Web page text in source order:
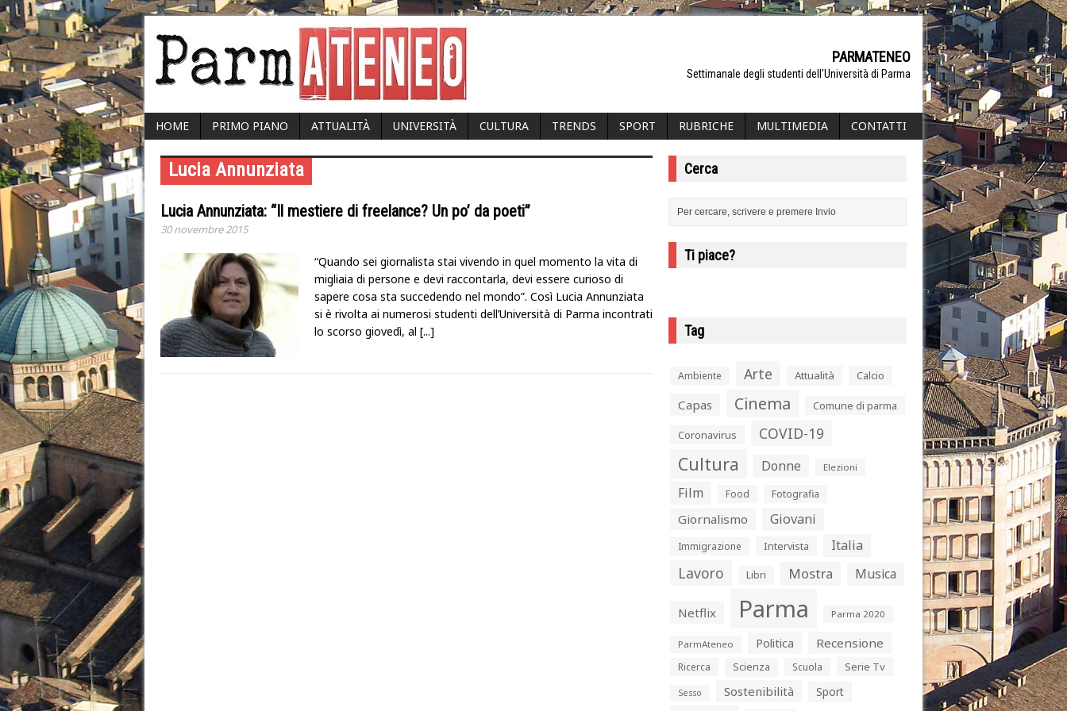
PARMATENEO
Settimanale degli studenti dell'Università di Parma
HOME PRIMO PIANO ATTUALITÀ UNIVERSITÀ CULTURA TRENDS SPORT RUBRICHE MULTIMEDIA CONTATTI
Lucia Annunziata
Lucia Annunziata: “Il mestiere di freelance? Un po’ da poeti”
30 novembre 2015
“Quando sei giornalista stai vivendo in quel momento la vita di
migliaia di persone e devi raccontarla, devi essere curioso di
sapere cosa sta succedendo nel mondo”. Così Lucia Annunziata
si è rivolta ai numerosi studenti dell’Università di Parma incontrati
lo scorso giovedì, al [...]
Cerca
Ti piace?
Tag
Ambiente Arte Attualità Calcio
Capas Cinema Comune di parma
Coronavirus COVID-19
Cultura Donne Elezioni
Film Food Fotografia
Giornalismo Giovani
Immigrazione Intervista Italia
Lavoro Libri Mostra Musica
Netflix Parma Parma 2020
ParmAteneo Politica Recensione
Ricerca Scienza Scuola Serie Tv
Sesso Sostenibilità Sport